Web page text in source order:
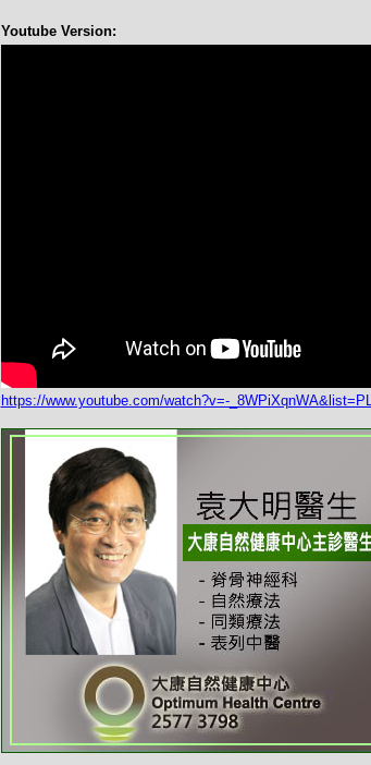
Youtube Version:
https://www.youtube.com/watch?v=-